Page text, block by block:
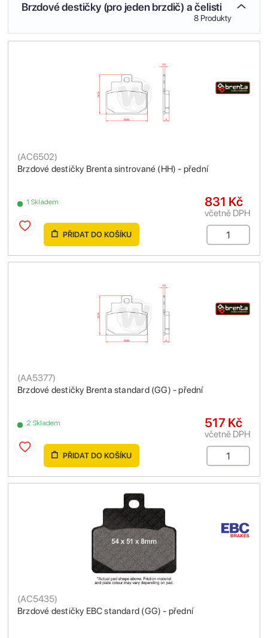
Brzdové destičky (pro jeden brzdič) a čelisti
8 Produkty
Brzdové destičky Brenta sintrované (HH) - přední
(AC6502)
1 Skladem 831 Kč
včetně DPH
PŘIDAT DO KOŠÍKU
Brzdové destičky Brenta standard (GG) - přední
(AA5377)
2 Skladem 517 Kč
včetně DPH
PŘIDAT DO KOŠÍKU
Brzdové destičky EBC standard (GG) - přední
(AC5435)